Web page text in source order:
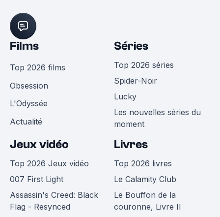
Films
Top 2026 films
Obsession
L'Odyssée
Actualité
Séries
Top 2026 séries
Spider-Noir
Lucky
Les nouvelles séries du
moment
Jeux vidéo
Top 2026 Jeux vidéo
007 First Light
Assassin's Creed: Black
Flag - Resynced
Livres
Top 2026 livres
Le Calamity Club
Le Bouffon de la
couronne, Livre II